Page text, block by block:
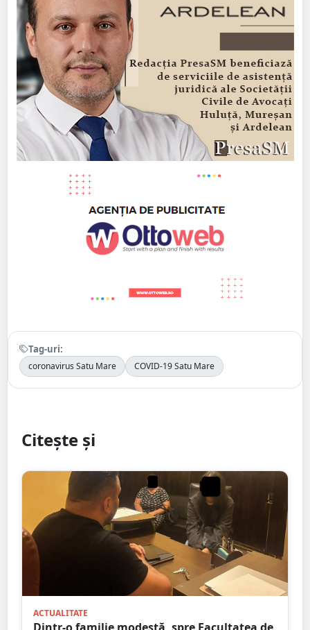
Tag-uri:
coronavirus Satu Mare COVID-19 Satu Mare
Citește și
ACTUALITATE